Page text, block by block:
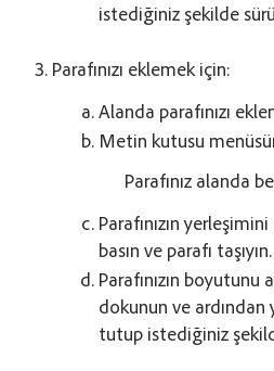
istediğiniz şekilde
Parafınızı eklemek için:
Alanda parafınızı
Metin kutusu
Parafınız alanda
Parafınızın
basın ve parafı taşıyın.
Parafınızın boyutunu
dokunun ve ardından
tutup istediğiniz